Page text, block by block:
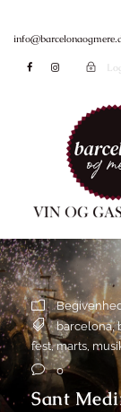
barcelona,
fest, marts,
0
Sant